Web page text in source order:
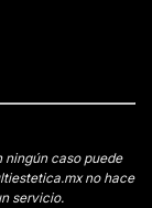
ningún caso puede
no hace
servicio.